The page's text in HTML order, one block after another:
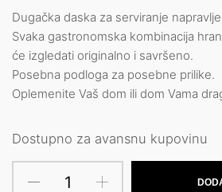
Dugačka daska za serviranje
Svaka gastronomska kombinacija
će izgledati originalno i savršeno.
Posebna podloga za posebne prilike.
Oplemenite Vaš dom ili dom Vama
Dostupno za avansnu kupovinu